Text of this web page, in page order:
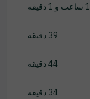
1 ساعت و 1 دقیقه
39 دقیقه
44 دقیقه
34 دقیقه